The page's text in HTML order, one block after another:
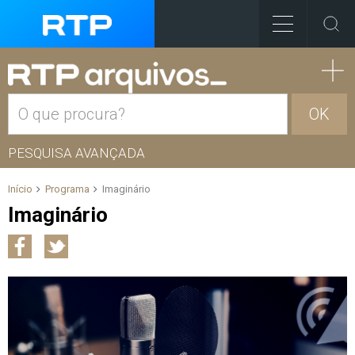
OK
PESQUISA AVANÇADA
Início Programa Imaginário
Imaginário